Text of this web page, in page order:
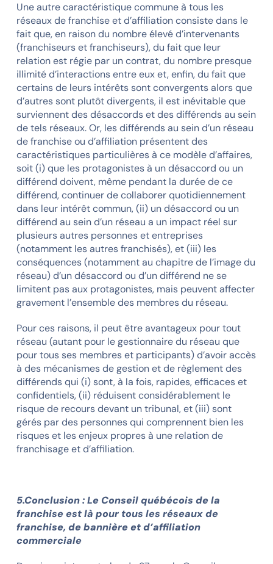
Une autre caractéristique commune à tous les
réseaux de franchise et d’affiliation consiste dans le
fait que, en raison du nombre élevé d’intervenants
(franchiseurs et franchiseurs), du fait que leur
relation est régie par un contrat, du nombre presque
illimité d’interactions entre eux et, enfin, du fait que
certains de leurs intérêts sont convergents alors que
d’autres sont plutôt divergents, il est inévitable que
surviennent des désaccords et des différends au sein
de tels réseaux. Or, les différends au sein d’un réseau
de franchise ou d’affiliation présentent des
caractéristiques particulières à ce modèle d’affaires,
soit (i) que les protagonistes à un désaccord ou un
différend doivent, même pendant la durée de ce
différend, continuer de collaborer quotidiennement
dans leur intérêt commun, (ii) un désaccord ou un
différend au sein d’un réseau a un impact réel sur
plusieurs autres personnes et entreprises
(notamment les autres franchisés), et (iii) les
conséquences (notamment au chapitre de l’image du
réseau) d’un désaccord ou d’un différend ne se
limitent pas aux protagonistes, mais peuvent affecter
gravement l’ensemble des membres du réseau.
Pour ces raisons, il peut être avantageux pour tout
réseau (autant pour le gestionnaire du réseau que
pour tous ses membres et participants) d’avoir accès
à des mécanismes de gestion et de règlement des
différends qui (i) sont, à la fois, rapides, efficaces et
confidentiels, (ii) réduisent considérablement le
risque de recours devant un tribunal, et (iii) sont
gérés par des personnes qui comprennent bien les
risques et les enjeux propres à une relation de
franchisage et d’affiliation.
5.Conclusion : Le Conseil québécois de la
franchise est là pour tous les réseaux de
franchise, de bannière et d’affiliation
commerciale